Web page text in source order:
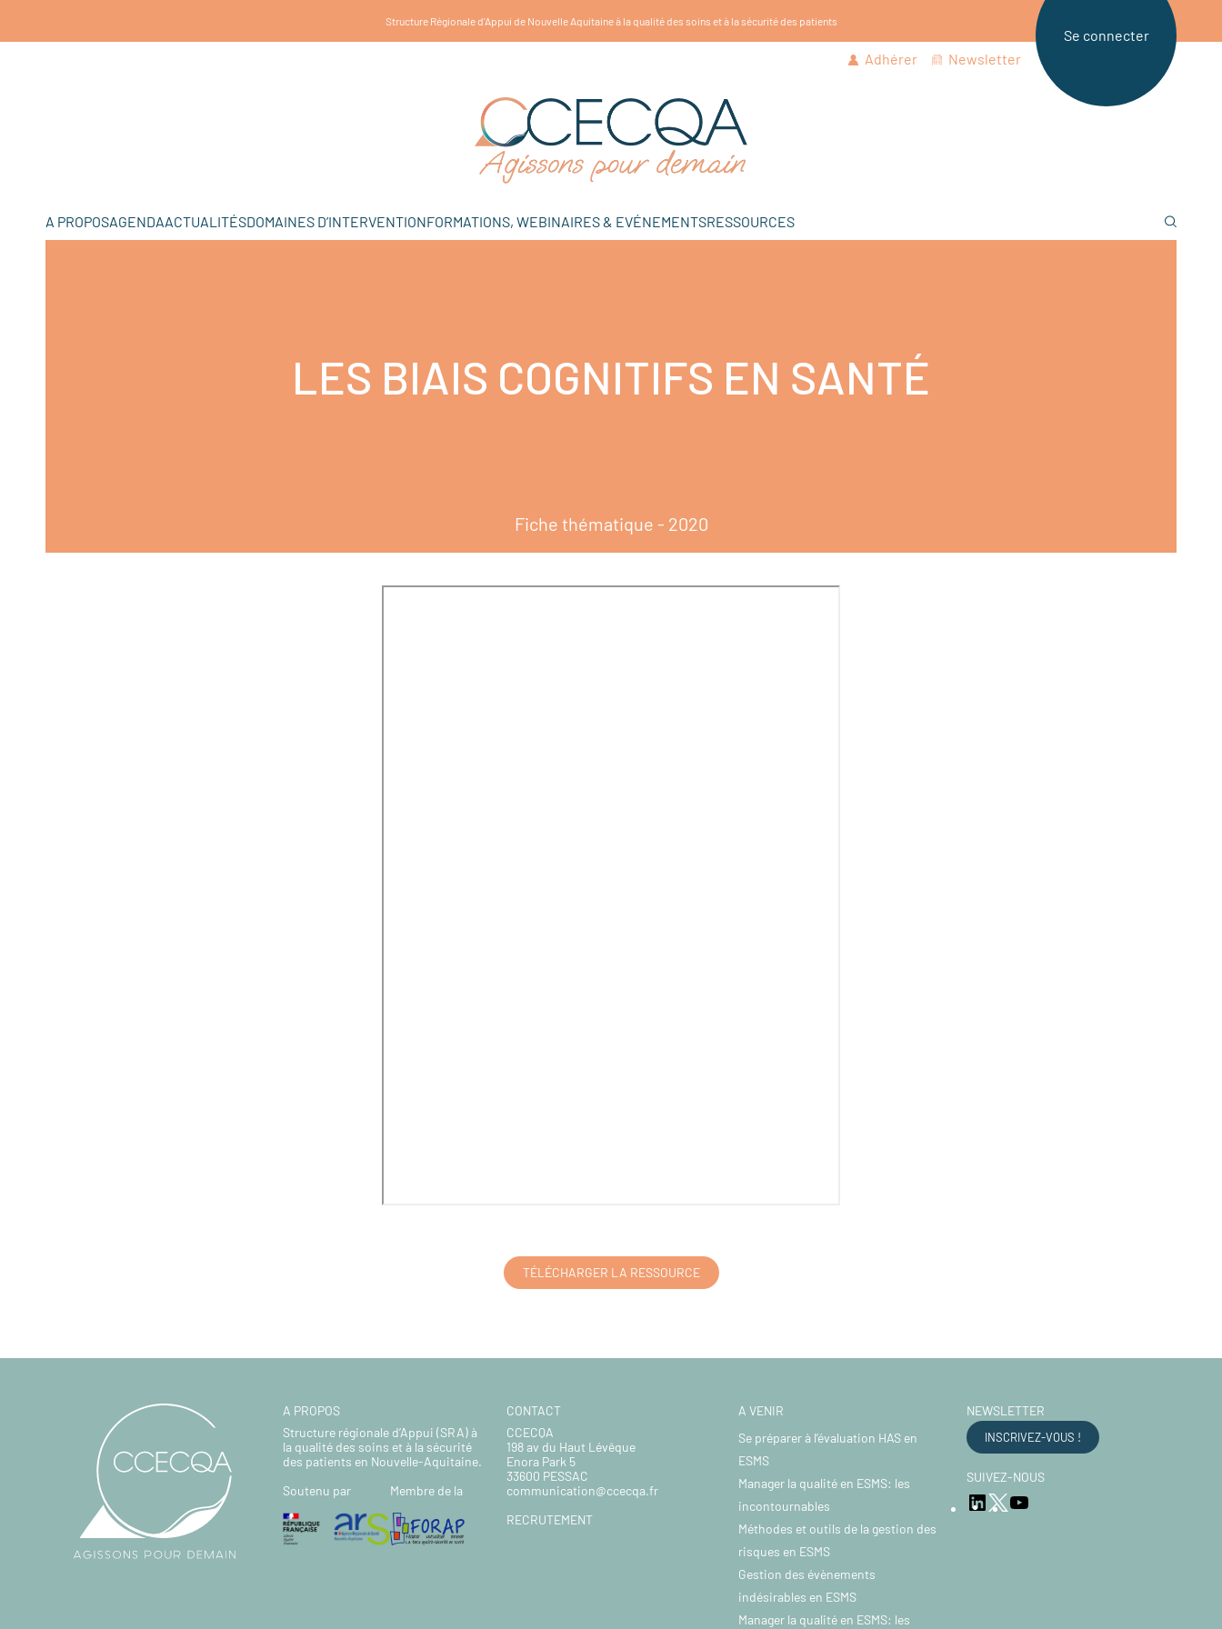
Structure Régionale d'Appui de Nouvelle Aquitaine à la qualité des soins et à la sécurité des patients
Adhérer Newsletter
Se connecter
A PROPOSAGENDAACTUALITÉSDOMAINES D’INTERVENTIONFORMATIONS, WEBINAIRES & EVÉNEMENTSRESSOURCES
LES BIAIS COGNITIFS EN SANTÉ
Fiche thématique - 2020
TÉLÉCHARGER LA RESSOURCE
A PROPOS
Structure régionale d’Appui (SRA) à
la qualité des soins et à la sécurité
des patients en Nouvelle-Aquitaine.
Soutenu par
Membre de la
CONTACT
CCECQA
198 av du Haut Lévêque
Enora Park 5
33600 PESSAC
communication@ccecqa.fr
RECRUTEMENT
A VENIR
Se préparer à l’évaluation HAS en
ESMS
Manager la qualité en ESMS: les
incontournables
Méthodes et outils de la gestion des
risques en ESMS
Gestion des évènements
indésirables en ESMS
Manager la qualité en ESMS: les
NEWSLETTER
INSCRIVEZ-VOUS !
SUIVEZ-NOUS
LinkedIn
Twitter